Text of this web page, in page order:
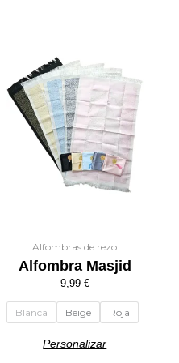
Alfombras de rezo
Alfombra Masjid
9,99 €
Blanca Beige Roja
Personalizar
tiene
múltiples
variantes.
Las
opciones
se
pueden
la
página
producto